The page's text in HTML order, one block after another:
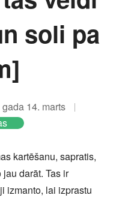
soli pa
14. marts
kartēšanu, sapratis,
darāt. Tas ir
izmanto, lai izprastu